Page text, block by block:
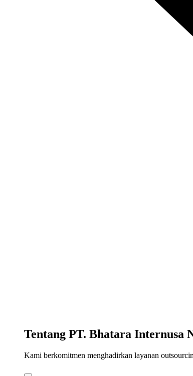
Tentang PT. Bhatara Internusa
Kami berkomitmen menghadirkan layanan